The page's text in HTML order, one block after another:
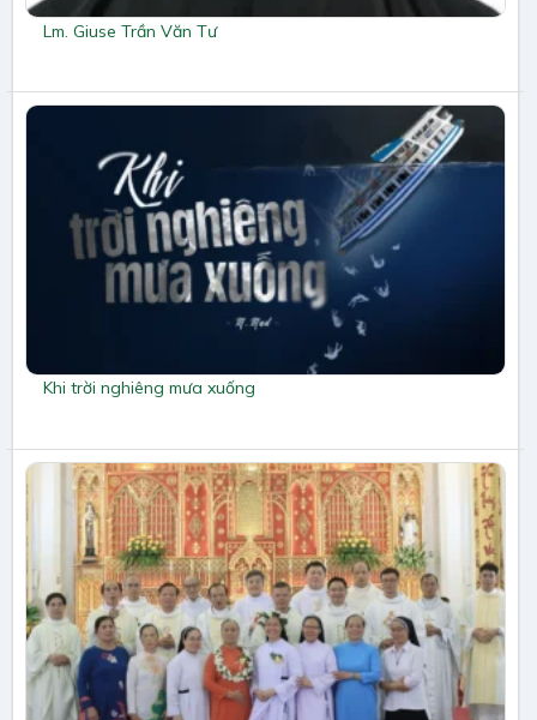
Lm. Giuse Trần Văn Tư
Khi trời nghiêng mưa xuống